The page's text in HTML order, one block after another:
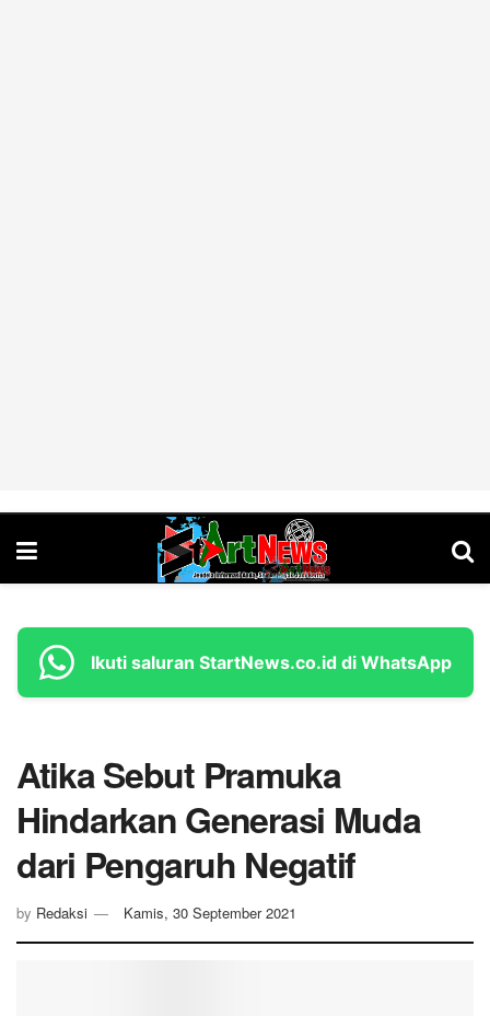
Ikuti saluran StartNews.co.id di WhatsApp
Atika Sebut Pramuka
Hindarkan Generasi Muda
dari Pengaruh Negatif
by Redaksi Kamis, 30 September 2021